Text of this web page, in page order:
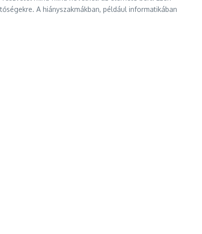
A hiányszakmákban, például informatikában